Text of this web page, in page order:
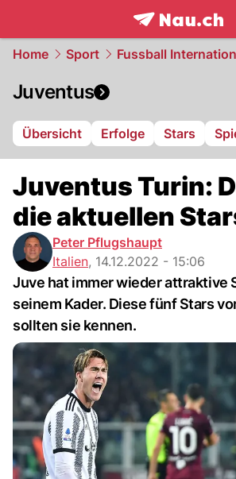
frontpage.
Home Sport Fussball
Juventus
Übersicht Erfolge Stars
Juventus Turin:
die aktuellen
Peter Pflugshaupt
Italien, 14.12.2022 - 15:06
Juve hat immer wieder attraktive
seinem Kader. Diese fünf Stars
sollten sie kennen.